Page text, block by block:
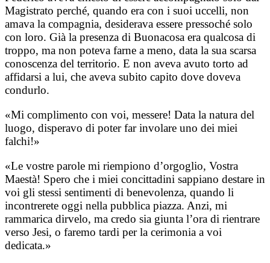
Magistrato perché, quando era con i suoi uccelli, non
amava la compagnia, desiderava essere pressoché solo
con loro. Già la presenza di Buonacosa era qualcosa di
troppo, ma non poteva farne a meno, data la sua scarsa
conoscenza del territorio. E non aveva avuto torto ad
affidarsi a lui, che aveva subito capito dove doveva
condurlo.
«Mi complimento con voi, messere! Data la natura del
luogo, disperavo di poter far involare uno dei miei
falchi!»
«Le vostre parole mi riempiono d’orgoglio, Vostra
Maestà! Spero che i miei concittadini sappiano destare in
voi gli stessi sentimenti di benevolenza, quando li
incontrerete oggi nella pubblica piazza. Anzi, mi
rammarica dirvelo, ma credo sia giunta l’ora di rientrare
verso Jesi, o faremo tardi per la cerimonia a voi
dedicata.»